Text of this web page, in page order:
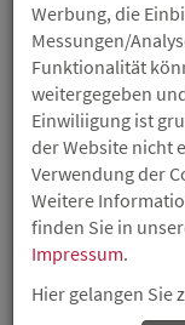
Unser Umgang mit
Informationen
Grundverordnung
Nachfolgend
Strukturbank
1. WER
Werbung, die
Messungen/
Funktionalität
weitergegeben
Einwiliigung ist
der Website nicht
Verwendung der
Weitere
finden Sie in
Impressum.
Hier gelangen Sie